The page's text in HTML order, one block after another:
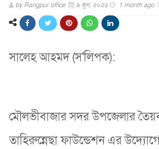
byRangpur office ৯ জুন, ২০২৬ 1 month ago
সালেহ আহমদ (স'লিপক):
মৌলভীবাজার সদর উপজেলার
তাহিরুন্নেছা ফাউন্ডেশন এর উদ্যোগে